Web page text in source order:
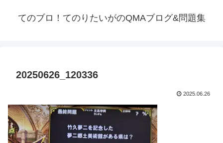
てのブロ！てのりたいがのQMAブログ&問題集
20250626_120336
2025.06.26